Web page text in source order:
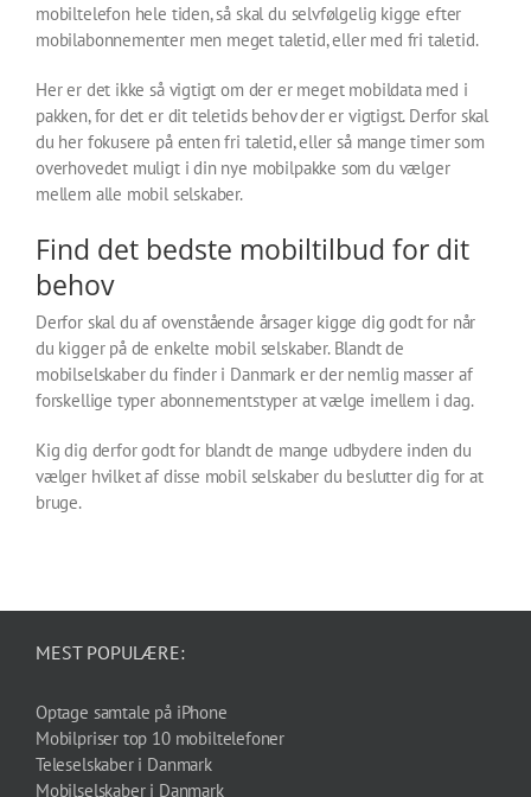
mobiltelefon hele tiden, så skal du selvfølgelig kigge efter
mobilabonnementer men meget taletid, eller med fri taletid.
Her er det ikke så vigtigt om der er meget mobildata med i
pakken, for det er dit teletids behov der er vigtigst. Derfor skal
du her fokusere på enten fri taletid, eller så mange timer som
overhovedet muligt i din nye mobilpakke som du vælger
mellem alle mobil selskaber.
Find det bedste mobiltilbud for dit
behov
Derfor skal du af ovenstående årsager kigge dig godt for når
du kigger på de enkelte mobil selskaber. Blandt de
mobilselskaber du finder i Danmark er der nemlig masser af
forskellige typer abonnementstyper at vælge imellem i dag.
Kig dig derfor godt for blandt de mange udbydere inden du
vælger hvilket af disse mobil selskaber du beslutter dig for at
bruge.
MEST POPULÆRE:
Optage samtale på iPhone
Mobilpriser top 10 mobiltelefoner
Teleselskaber i Danmark
Mobilselskaber i Danmark